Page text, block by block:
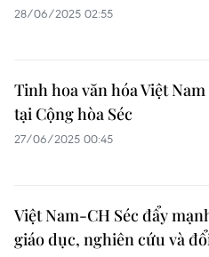
28/06/2025 02:55
Tinh hoa văn hóa Việt
tại Cộng hòa Séc
27/06/2025 00:45
Việt Nam-CH Séc đẩy
giáo dục, nghiên cứu và